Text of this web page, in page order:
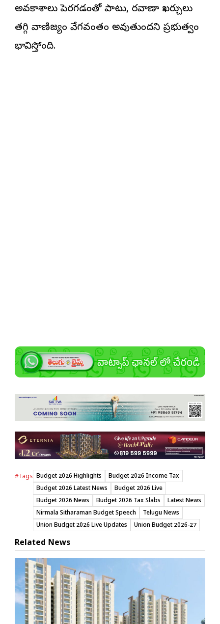
అవకాశాలు పెరగడంతో పాటు, రవాణా ఖర్చులు
తగ్గి వాణిజ్యం వేగవంతం అవుతుందని ప్రభుత్వం
భావిస్తోంది.
#Tags Budget 2026 Highlights
Budget 2026 Income Tax
Budget 2026 Latest News
Budget 2026 Live
Budget 2026 News
Budget 2026 Tax Slabs
Latest News
Nirmala Sitharaman Budget Speech
Telugu News
Union Budget 2026 Live Updates
Union Budget 2026-27
Related News